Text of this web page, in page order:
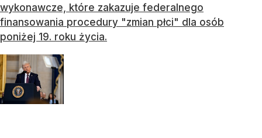
wykonawcze, które zakazuje federalnego
finansowania procedury "zmian płci" dla osób
poniżej 19. roku życia.